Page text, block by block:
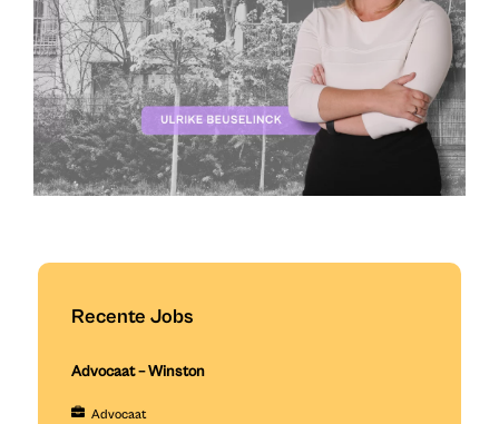
Recente Jobs
Advocaat – Winston
Advocaat